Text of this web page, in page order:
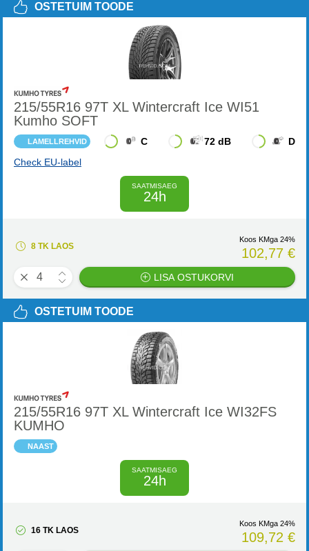
OSTETUIM TOODE
215/55R16 97T XL Wintercraft Ice WI51
Kumho SOFT
LAMELLREHVID C 72 dB
D
Check EU-label
SAATMISAEG
24h
8 TK LAOS
Koos KMga 24%
102,77 €
LISA OSTUKORVI
OSTETUIM TOODE
215/55R16 97T XL Wintercraft Ice WI32FS
KUMHO
NAAST
SAATMISAEG
24h
16 TK LAOS
Koos KMga 24%
109,72 €